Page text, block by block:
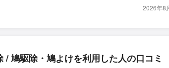
2026年8
/ 鳩駆除・鳩よけを利用した人の口コミ